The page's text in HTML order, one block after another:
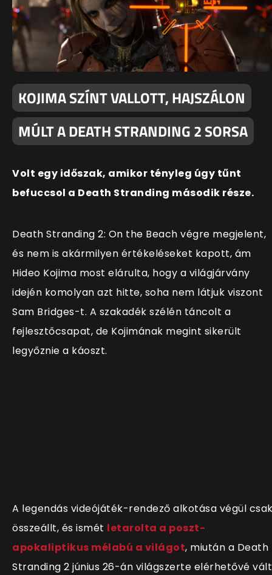
KOJIMA SZÍNT VALLOTT, HAJSZÁLON
MÚLT A DEATH STRANDING 2 SORSA
Volt egy időszak, amikor tényleg úgy tűnt
befuccsol a Death Stranding második része.
Death Stranding 2: On the Beach végre megjelent,
és nem is akármilyen értékeléseket kapott, ám
Hideo Kojima most elárulta, hogy a világjárvány
idején komolyan azt hitte, soha nem látjuk viszont
Sam Bridges-t. A szakadék szélén táncolt a
fejlesztőcsapat, de Kojimának megint sikerült
legyőznie a káoszt.
A legendás videójáték-rendező alkotása végül
összeállt, és ismét letarolta a poszt-
apokaliptikus mélabú a világot, miután a Death
Stranding 2 június 26-án világszerte elérhetővé